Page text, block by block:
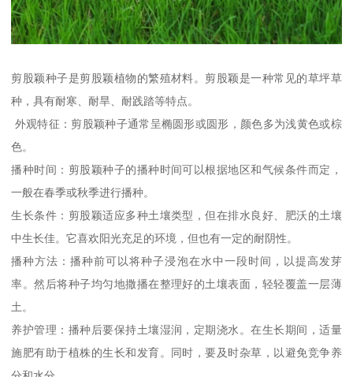
剪股颖种子是剪股颖植物的繁殖材料。剪股颖是一种常见的草坪草
种，具有耐寒、耐旱、耐践踏等特点。
外观特征：剪股颖种子通常呈椭圆形或圆形，颜色多为浅黄色或棕
色。
播种时间：剪股颖种子的播种时间可以根据地区和气候条件而定，
一般在春季或秋季进行播种。
生长条件：剪股颖适应多种土壤类型，但在排水良好、肥沃的土壤
中生长佳。它喜欢阳光充足的环境，但也有一定的耐阴性。
播种方法：播种前可以将种子浸泡在水中一段时间，以提高发芽
率。然后将种子均匀地撒播在整理好的土壤表面，轻轻覆盖一层薄
土。
养护管理：播种后要保持土壤湿润，定期浇水。在生长期间，适量
施肥有助于植株的生长和发育。同时，要及时杂草，以避免竞争养